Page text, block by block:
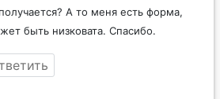
А то меня есть форма,
быть низковата. Спасибо.